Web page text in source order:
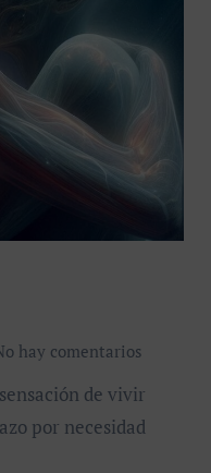
hay comentarios
por necesidad